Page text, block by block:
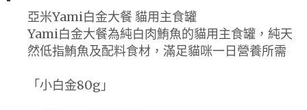
亞米Yami白金大餐 貓用主食罐
Yami白金大餐為純白肉鮪魚的貓用主食罐，純天
然低指鮪魚及配料食材，滿足貓咪一日營養所需
「小白金80g」